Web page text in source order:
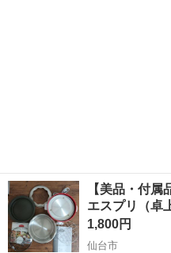
【美品・付属
エスプリ（卓
1,800円
仙台市